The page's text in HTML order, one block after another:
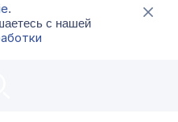
.
с нашей